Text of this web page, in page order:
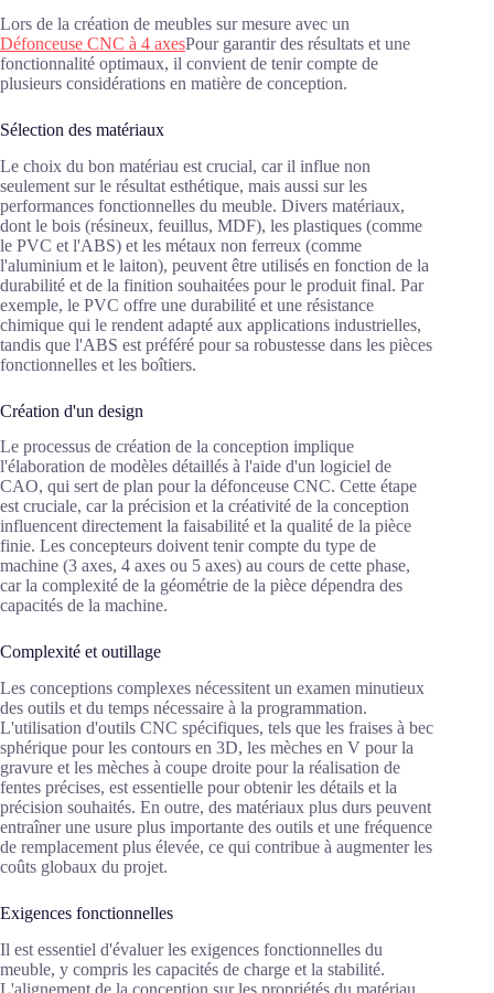
Lors de la création de meubles sur mesure avec un
Défonceuse CNC à 4 axesPour garantir des résultats et une
fonctionnalité optimaux, il convient de tenir compte de
plusieurs considérations en matière de conception.
Sélection des matériaux
Le choix du bon matériau est crucial, car il influe non
seulement sur le résultat esthétique, mais aussi sur les
performances fonctionnelles du meuble. Divers matériaux,
dont le bois (résineux, feuillus, MDF), les plastiques (comme
le PVC et l'ABS) et les métaux non ferreux (comme
l'aluminium et le laiton), peuvent être utilisés en fonction de la
durabilité et de la finition souhaitées pour le produit final. Par
exemple, le PVC offre une durabilité et une résistance
chimique qui le rendent adapté aux applications industrielles,
tandis que l'ABS est préféré pour sa robustesse dans les pièces
fonctionnelles et les boîtiers.
Création d'un design
Le processus de création de la conception implique
l'élaboration de modèles détaillés à l'aide d'un logiciel de
CAO, qui sert de plan pour la défonceuse CNC. Cette étape
est cruciale, car la précision et la créativité de la conception
influencent directement la faisabilité et la qualité de la pièce
finie. Les concepteurs doivent tenir compte du type de
machine (3 axes, 4 axes ou 5 axes) au cours de cette phase,
car la complexité de la géométrie de la pièce dépendra des
capacités de la machine.
Complexité et outillage
Les conceptions complexes nécessitent un examen minutieux
des outils et du temps nécessaire à la programmation.
L'utilisation d'outils CNC spécifiques, tels que les fraises à bec
sphérique pour les contours en 3D, les mèches en V pour la
gravure et les mèches à coupe droite pour la réalisation de
fentes précises, est essentielle pour obtenir les détails et la
précision souhaités. En outre, des matériaux plus durs peuvent
entraîner une usure plus importante des outils et une fréquence
de remplacement plus élevée, ce qui contribue à augmenter les
coûts globaux du projet.
Exigences fonctionnelles
Il est essentiel d'évaluer les exigences fonctionnelles du
meuble, y compris les capacités de charge et la stabilité.
L'alignement de la conception sur les propriétés du matériau